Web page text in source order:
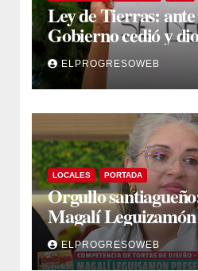
Ley de Tierras:
Gobierno cedió y
capítulo de la
ELPROGRESOWEB
LOCALES PORTADA
Orgullo
Magalí
Canal 13 con su
ganó la competencia
ELPROGRESOWEB